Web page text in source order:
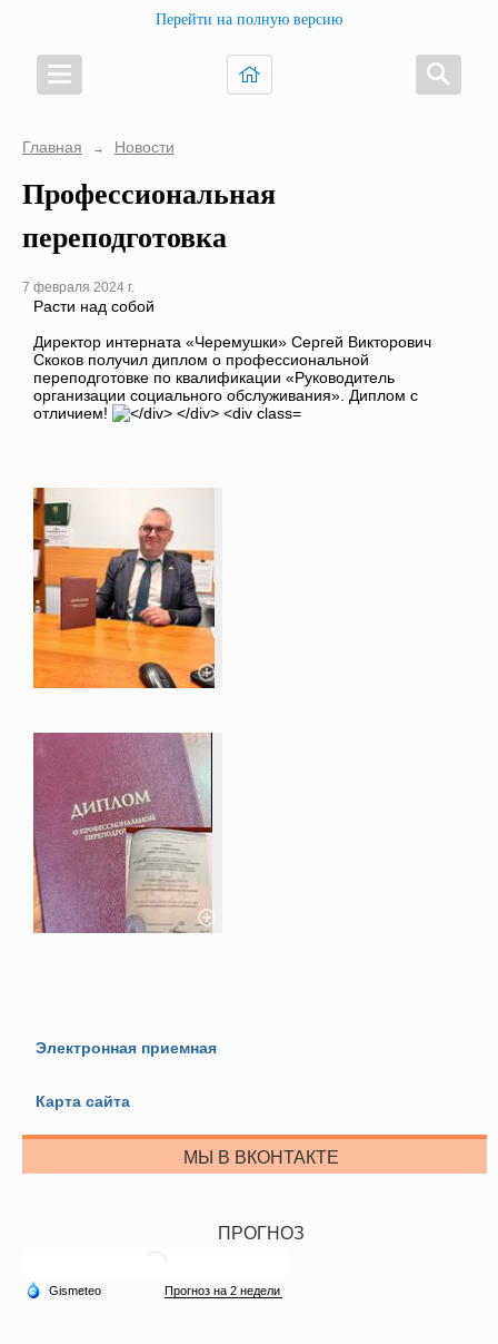
Перейти на полную версию
Главная → Новости
Профессиональная
переподготовка
7 февраля 2024 г.
Расти над собой
Директор интерната «Черемушки» Сергей Викторович
Скоков получил диплом о профессиональной
переподготовке по квалификации «Руководитель
организации социального обслуживания». Диплом с
отличием!
Электронная приемная
Карта сайта
МЫ В ВКОНТАКТЕ
ПРОГНОЗ